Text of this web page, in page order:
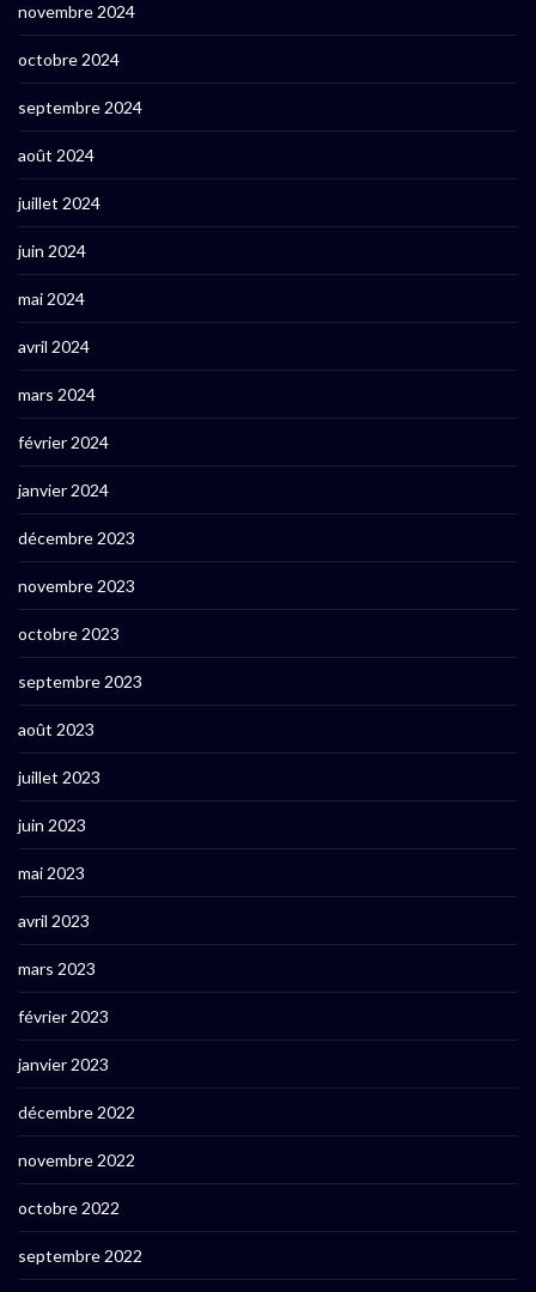
novembre 2024
octobre 2024
septembre 2024
août 2024
juillet 2024
juin 2024
mai 2024
avril 2024
mars 2024
février 2024
janvier 2024
décembre 2023
novembre 2023
octobre 2023
septembre 2023
août 2023
juillet 2023
juin 2023
mai 2023
avril 2023
mars 2023
février 2023
janvier 2023
décembre 2022
novembre 2022
octobre 2022
septembre 2022